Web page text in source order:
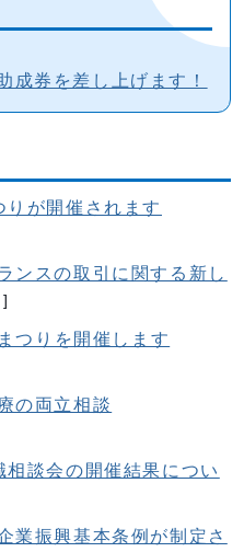
成券を差し上げます！
が開催されます
ンスの取引に関する新し
つりを開催します
の両立相談
談会の開催結果につい
業振興基本条例が制定さ